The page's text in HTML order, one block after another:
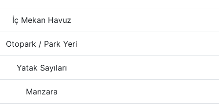
İç Mekan Havuz
Otopark / Park Yeri
Yatak Sayıları
Manzara